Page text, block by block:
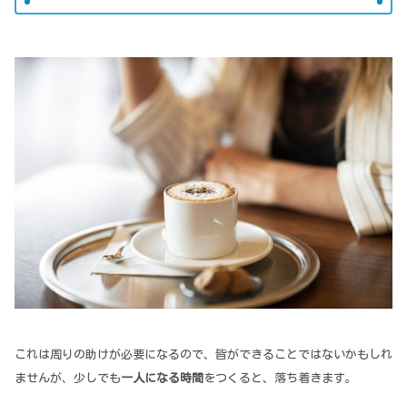
これは周りの助けが必要になるので、皆ができることではないかもしれ
ませんが、少しでも一人になる時間 をつくると、落ち着きます。